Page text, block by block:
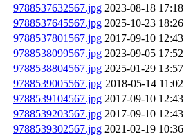
9788537632567.jpg 2023-08-18 17:18
9788537645567.jpg 2025-10-23 18:26
9788537801567.jpg 2017-09-10 12:43
9788538099567.jpg 2023-09-05 17:52
9788538804567.jpg 2025-01-29 13:57
9788539005567.jpg 2018-05-14 11:02
9788539104567.jpg 2017-09-10 12:43
9788539203567.jpg 2017-09-10 12:43
9788539302567.jpg 2021-02-19 10:36